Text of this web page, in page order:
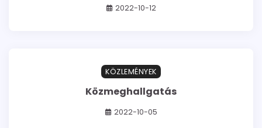
2022-10-12
KÖZLEMÉNYEK
Közmeghallgatás
2022-10-05